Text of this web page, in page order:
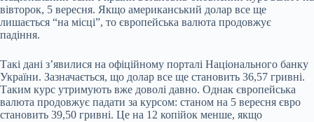
вівторок, 5 вересня. Якщо американський долар все ще
лишається “на місці”, то європейська валюта продовжує
падіння.
Такі дані з’явилися на офіційному порталі Національного банку
України. Зазначається, що долар все ще становить 36,57 гривні.
Таким курс утримують вже доволі давно. Однак європейська
валюта продовжує падати за курсом: станом на 5 вересня євро
становить 39,50 гривні. Це на 12 копійок менше, якщо